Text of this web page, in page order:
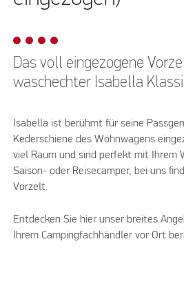
Das voll eingezogene
waschechter Isabella
Isabella ist berühmt für seine
Kederschiene des Wohnwagens
viel Raum und sind perfekt mit Ihrem
Saison- oder Reisecamper, bei uns
Vorzelt.
Entdecken Sie hier unser breites
Ihrem Campingfachhändler vor Ort